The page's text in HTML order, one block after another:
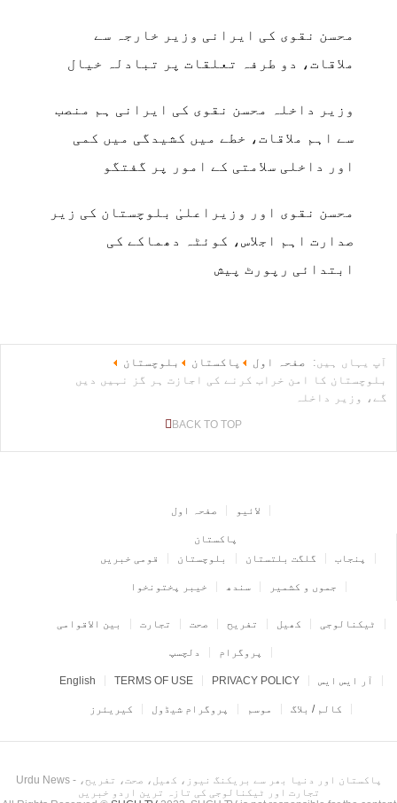
محسن نقوی کی ایرانی وزیر خارجہ سے
ملاقات، دو طرفہ تعلقات پر تبادلہ خیال
وزیر داخلہ محسن نقوی کی ایرانی ہم منصب
سے اہم ملاقات، خطے میں کشیدگی میں کمی
اور داخلی سلامتی کے امور پر گفتگو
محسن نقوی اور وزیراعلیٰ بلوچستان کی زیر
صدارت اہم اجلاس، کوئٹہ دھماکے کی
ابتدائی رپورٹ پیش
آپ یہاں ہیں: صفحہ اول پاکستان
بلوچستان
بلوچستان کا امن خراب کرنے کی اجازت ہر گز نہیں دیں
گے، وزیر داخلہ
BACK TO TOP
صفحہ اول لائیو
پاکستان
قومی خبریں
بلوچستان گلگت بلتستان پنجاب
خیبر پختونخوا سندھ جموں و کشمیر
بین الاقوامی تجارت صحت تفریح کھیل ٹیکنالوجی
دلچسپ پروگرام
English TERMS OF USE PRIVACY POLICY آر ایس ایس
کیریئرز پروگرام شیڈول موسم کالم / بلاگ
Urdu News - پاکستان اور دنیا بھر سے بریکنگ نیوز، کھیل، صحت، تفریح،
تجارت اور ٹیکنالوجی کی تازہ ترین اردو خبریں